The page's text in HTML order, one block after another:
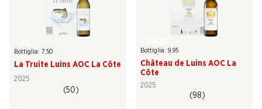
Bottiglia: 7.50
La Truite Luins AOC La Côte
2025
(50)
Bottiglia: 9.95
Château de Luins AOC La
Côte
2025
(98)